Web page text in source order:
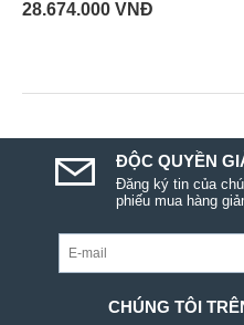
28.674.000 VNĐ
ĐỘC QUYỀN
Đăng ký tin của
phiếu mua hàng
CHÚNG TÔI